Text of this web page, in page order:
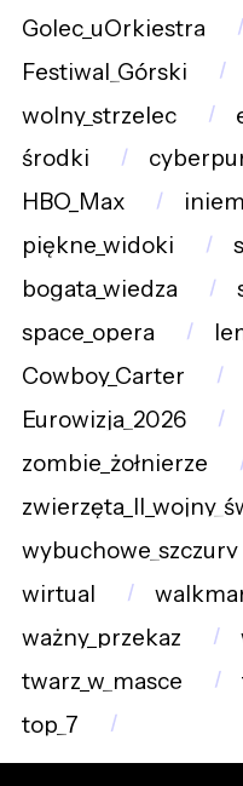
Golec_uOrkiestra
Festiwal_Górski
wolny_strzelec
środki
HBO_Max
piękne_widoki
bogata_wiedza
space_opera
Cowboy_Carter
Eurowizja_2026
zombie_żołnierze
wybuchowe_szczury
wirtual
ważny_przekaz
twarz_w_masce
top_7